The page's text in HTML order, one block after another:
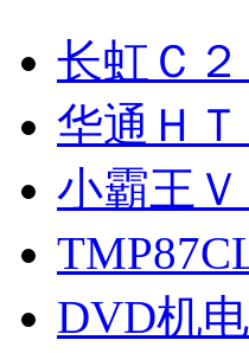
长虹Ｃ
华通Ｈ
小霸王
DVD机